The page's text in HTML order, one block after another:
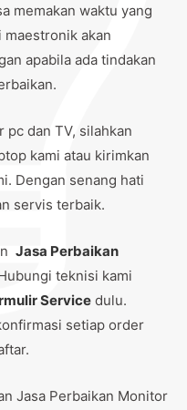
memakan waktu yang
akan
apabila ada tindakan
dan TV, silahkan
kami atau kirimkan
Dengan senang hati
servis terbaik.
Jasa Perbaikan
teknisi kami
Service dulu.
setiap order
Jasa Perbaikan Monitor